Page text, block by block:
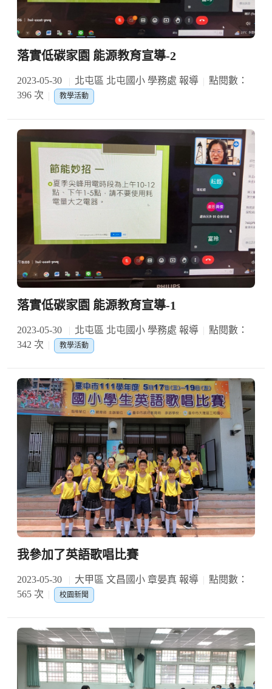
落實低碳家園 能源教育宣導-2
2023-05-30 北屯區 北屯國小 學務處 報導
點閱數：
396 次
教學活動
落實低碳家園 能源教育宣導-1
2023-05-30 北屯區 北屯國小 學務處 報導
點閱數：
342 次
教學活動
我參加了英語歌唱比賽
2023-05-30 大甲區 文昌國小 章晏真 報導
點閱數：
565 次
校園新聞